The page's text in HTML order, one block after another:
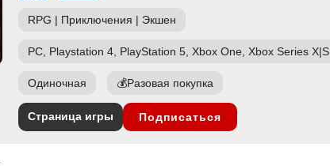
RPG | Приключения | Экшен
PC, Playstation 4, PlayStation 5, Xbox One, Xbox Series X|S
Одиночная 💰Разовая покупка
Страница игры Подписаться